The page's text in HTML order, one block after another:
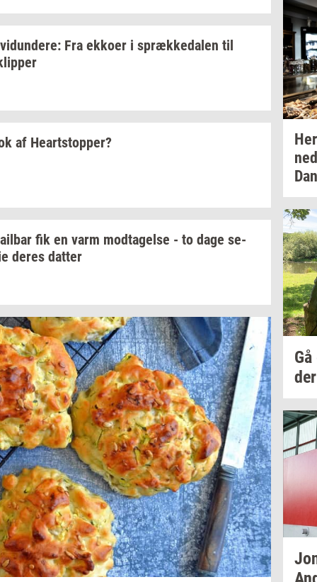
Fra ek­ko­er i spræk­ke­da­len til
af Heart­stop­per?
fik en varm mod­ta­gel­se - to dage se­
deres dat­ter